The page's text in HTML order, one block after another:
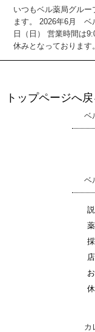
いつもベル薬局グル
ます。 2026年6月 ベ
日（日） 営業時間は
休みとなっております。
トップページへ戻
ベ
ベ
カ